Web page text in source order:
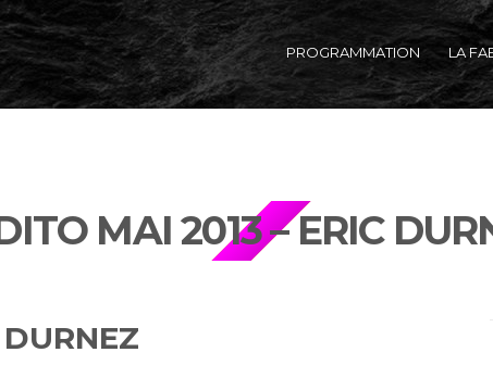
PROGRAMMATION LA
MAI 2013 – ERIC